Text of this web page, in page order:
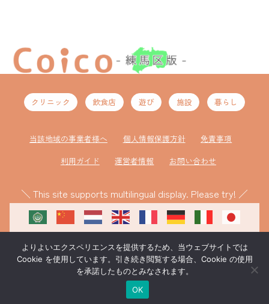
クリニック 飲食店 遊び 施設 暮らし
当該地域の事業者様へ 個人情報保護方針
免責事項
利用ガイド
運営者情報 お問い合わせ
＼ This site supports multilingual display. Please try! ／
ものづくり補助金により作成
©coico 練馬区版
よりよいエクスペリエンスを提供するため、当ウェブサイトでは
Cookie を使用しています。引き続き閲覧する場合、Cookie の使用
を承諾したものとみなされます。
OK